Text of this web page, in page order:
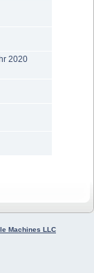
2020
Machines LLC